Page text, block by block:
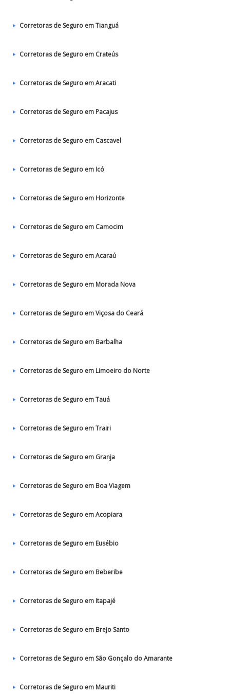
Corretoras de Seguro em Tianguá
Corretoras de Seguro em Crateús
Corretoras de Seguro em Aracati
Corretoras de Seguro em Pacajus
Corretoras de Seguro em Cascavel
Corretoras de Seguro em Icó
Corretoras de Seguro em Horizonte
Corretoras de Seguro em Camocim
Corretoras de Seguro em Acaraú
Corretoras de Seguro em Morada Nova
Corretoras de Seguro em Viçosa do Ceará
Corretoras de Seguro em Barbalha
Corretoras de Seguro em Limoeiro do Norte
Corretoras de Seguro em Tauá
Corretoras de Seguro em Trairi
Corretoras de Seguro em Granja
Corretoras de Seguro em Boa Viagem
Corretoras de Seguro em Acopiara
Corretoras de Seguro em Eusébio
Corretoras de Seguro em Beberibe
Corretoras de Seguro em Itapajé
Corretoras de Seguro em Brejo Santo
Corretoras de Seguro em São Gonçalo do Amarante
Corretoras de Seguro em Mauriti